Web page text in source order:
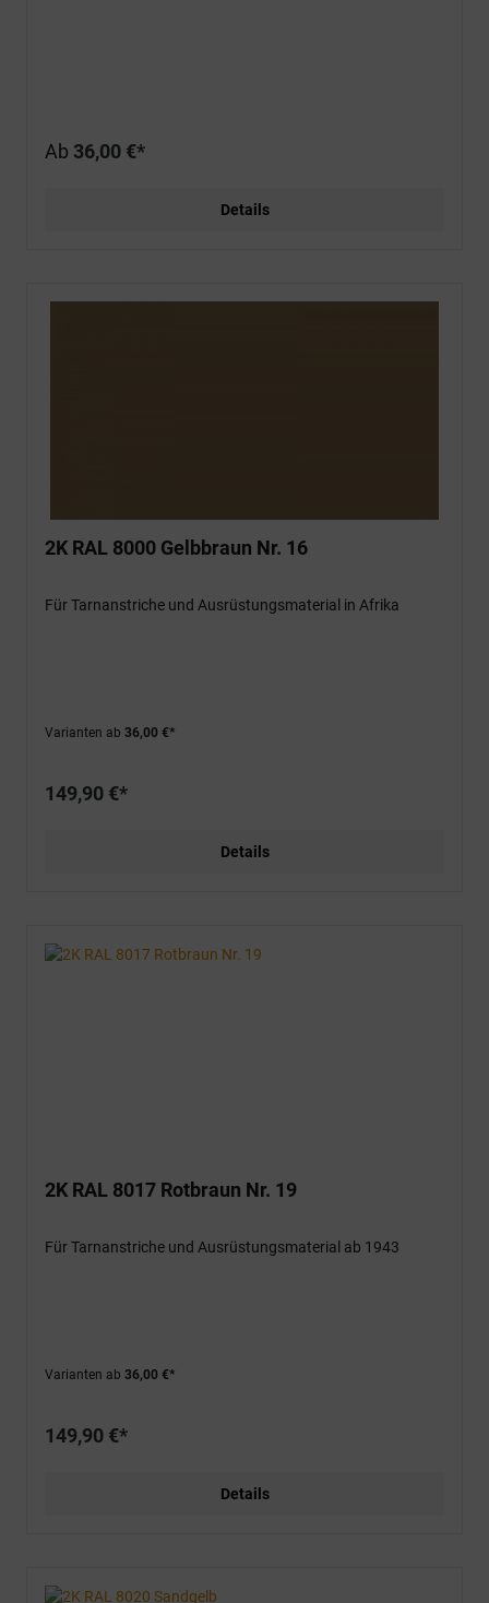
Ab 36,00 €*
Details
2K RAL 8000 Gelbbraun Nr. 16
Für Tarnanstriche und Ausrüstungsmaterial in Afrika
Varianten ab 36,00 €*
149,90 €*
Details
2K RAL 8017 Rotbraun Nr. 19
Für Tarnanstriche und Ausrüstungsmaterial ab 1943
Varianten ab 36,00 €*
149,90 €*
Details